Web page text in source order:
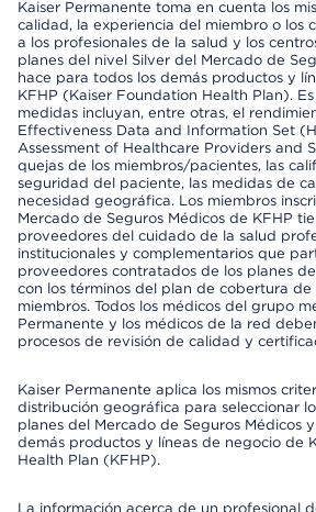
Kaiser Permanente toma en cuenta los
calidad, la experiencia del miembro o los
a los profesionales de la salud y los
planes del nivel Silver del Mercado de
hace para todos los demás productos y
KFHP (Kaiser Foundation Health Plan).
medidas incluyan, entre otras, el
Effectiveness Data and Information Set
Assessment of Healthcare Providers and
quejas de los miembros/pacientes, las
seguridad del paciente, las medidas de
necesidad geográfica. Los miembros
Mercado de Seguros Médicos de KFHP
proveedores del cuidado de la salud
institucionales y complementarios que
proveedores contratados de los planes
con los términos del plan de cobertura de
miembros. Todos los médicos del grupo
Permanente y los médicos de la red
procesos de revisión de calidad y
Kaiser Permanente aplica los mismos
distribución geográfica para seleccionar
planes del Mercado de Seguros Médicos
demás productos y líneas de negocio de
Health Plan (KFHP).
La información acerca de un profesional